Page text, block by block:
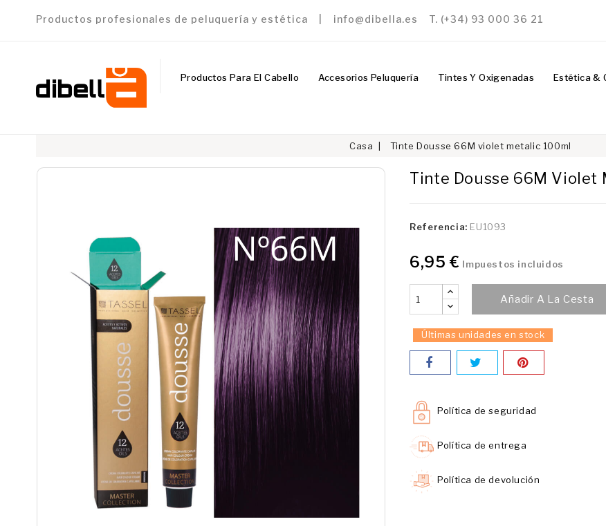
Productos profesionales de peluquería y estética | info@dibella.es T. (+34) 93 000 36 21
Productos Para El Cabello Accesorios Peluquería Tintes Y Oxigenadas Estética &
Casa Tinte Dousse 66M violet metalic 100ml
Tinte Dousse 66M Violet
Referencia: EU1093
6,95 € Impuestos incluidos
Añadir A La Cesta
Últimas unidades en stock
Política de seguridad
Política de entrega
Política de devolución